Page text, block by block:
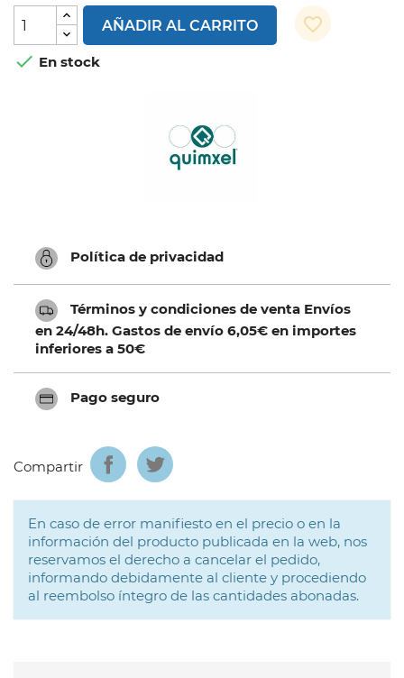
AÑADIR AL CARRITO
favorite_border
 En stock
Política de privacidad
Términos y condiciones de venta Envíos
en 24/48h. Gastos de envío 6,05€ en importes
inferiores a 50€
Pago seguro
Compartir
En caso de error manifiesto en el precio o en la
información del producto publicada en la web, nos
reservamos el derecho a cancelar el pedido,
informando debidamente al cliente y procediendo
al reembolso íntegro de las cantidades abonadas.